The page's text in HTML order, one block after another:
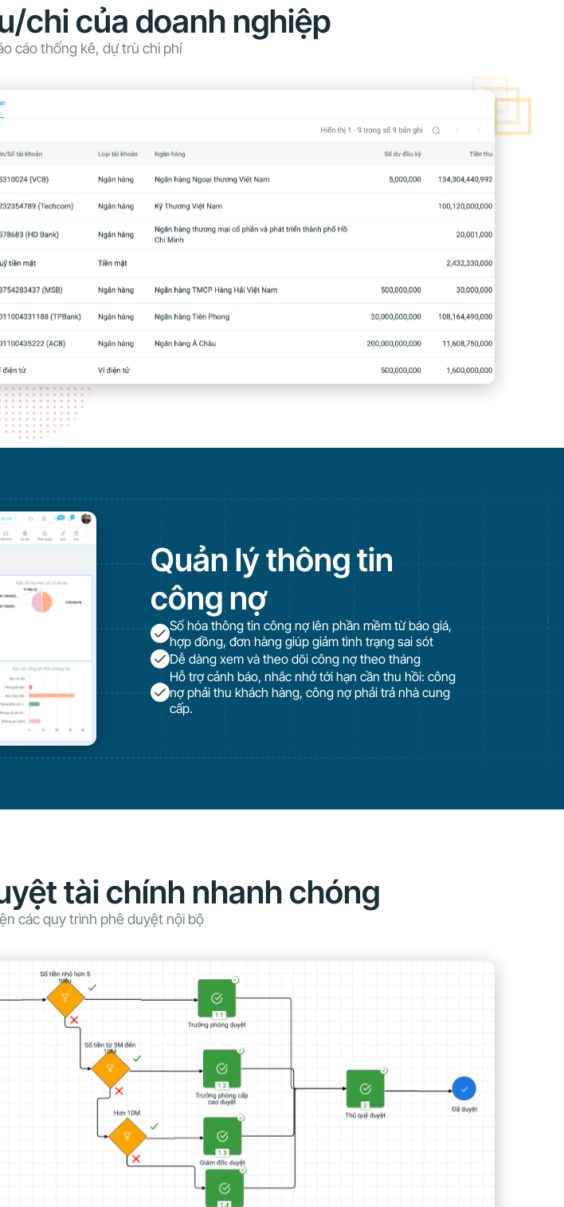
chi của doanh nghiệp
cáo thống kê, dự trù chi phí
Quản lý thông tin
công nợ
Số hóa thông tin công nợ lên phần mềm từ báo giá,
hợp đồng, đơn hàng giúp giảm tình trạng sai sót
Dễ dàng xem và theo dõi công nợ theo tháng
Hỗ trợ cảnh báo, nhắc nhở tới hạn cần thu hồi: công
nợ phải thu khách hàng, công nợ phải trả nhà cung
cấp.
tài chính nhanh chóng
các quy trình phê duyệt nội bộ